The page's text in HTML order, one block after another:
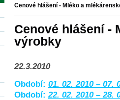
Cenové hlášení - Mléko a
Cenové hlášení -
výrobky
22.3.2010
Období: 01. 02. 2010 – 07.
Období: 22. 02. 2010 – 28.